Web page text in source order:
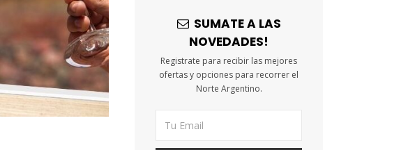
SUMATE A LAS
NOVEDADES!
Registrate para recibir las mejores
ofertas y opciones para recorrer el
Norte Argentino.